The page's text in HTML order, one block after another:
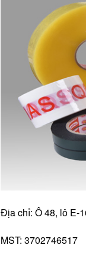
Địa chỉ: Ô 48, lô E-
MST: 3702746517